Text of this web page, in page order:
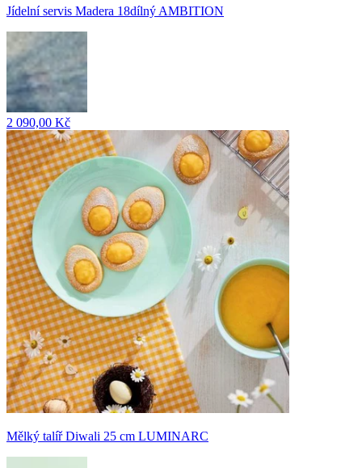
Jídelní servis Madera 18dílný AMBITION
2 090,00 Kč
Mělký talíř Diwali 25 cm LUMINARC